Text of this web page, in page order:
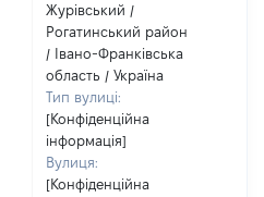
Журівський /
Рогатинський район
/ Івано-Франківська
область / Україна
Тип вулиці:
[Конфіденційна
інформація]
Вулиця:
[Конфіденційна